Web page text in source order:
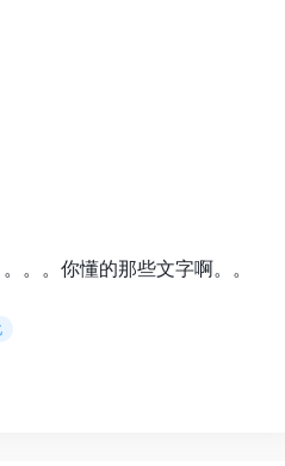
。。你懂的那些文字啊。。